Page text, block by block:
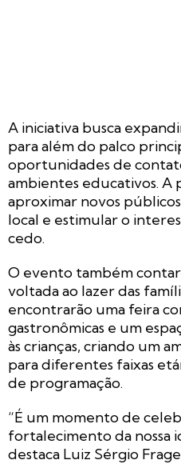
A iniciativa busca
para além do palco
oportunidades de
ambientes educativos.
aproximar novos
local e estimular o
cedo.
O evento também
voltada ao lazer das
encontrarão uma feira
gastronômicas e um
às crianças, criando um
para diferentes faixas
de programação.
“É um momento de
fortalecimento da nossa
destaca Luiz Sérgio